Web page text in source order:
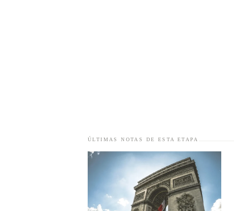
ÚLTIMAS NOTAS DE ESTA ETAPA